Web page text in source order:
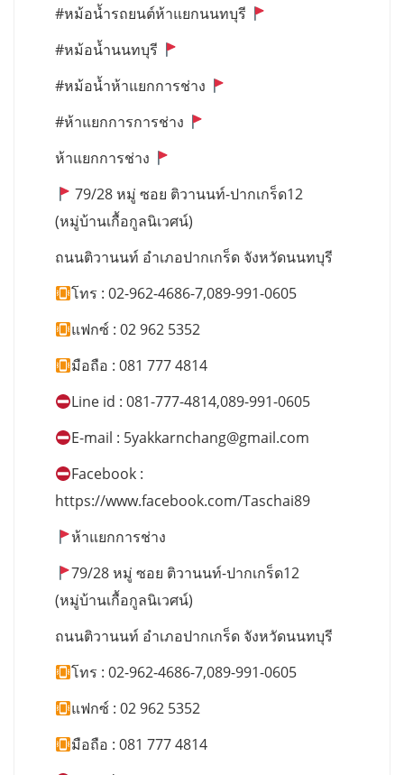
#หม้อน้ำรถยนต์ห้าแยกนนทบุรี
#หม้อน้ำนนทบุรี
#หม้อน้ำห้าแยกการช่าง
#ห้าแยกการการช่าง
ห้าแยกการช่าง
79/28 หมู่ ซอย ติวานนท์-ปากเกร็ด12
(หมู่บ้านเกื้อกูลนิเวศน์)
ถนนติวานนท์ อำเภอปากเกร็ด จังหวัดนนทบุรี
โทร : 02-962-4686-7,089-991-0605
แฟกซ์ : 02 962 5352
มือถือ : 081 777 4814
Line id : 081-777-4814,089-991-0605
E-mail : 5yakkarnchang@gmail.com
Facebook :
https://www.facebook.com/Taschai89
ห้าแยกการช่าง
79/28 หมู่ ซอย ติวานนท์-ปากเกร็ด12
(หมู่บ้านเกื้อกูลนิเวศน์)
ถนนติวานนท์ อำเภอปากเกร็ด จังหวัดนนทบุรี
โทร : 02-962-4686-7,089-991-0605
แฟกซ์ : 02 962 5352
มือถือ : 081 777 4814